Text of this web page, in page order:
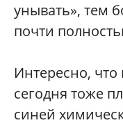
унывать», тем
почти
Интересно, что
сегодня тоже
синей